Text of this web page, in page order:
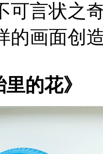
可言状之
的画面创
里的花》